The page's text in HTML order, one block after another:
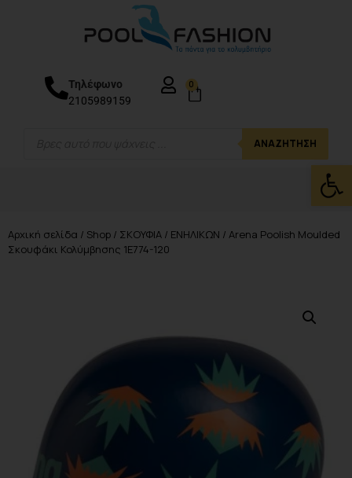
ΑΝΑΖΉΤΗΣΗ
Τηλέφωνο
2105989159
0
Αρχική σελίδα / Shop / ΣΚΟΥΦΙΑ / ΕΝΗΛΙΚΩΝ / Arena Poolish Moulded
Σκουφάκι Κολύμβησης 1E774-120